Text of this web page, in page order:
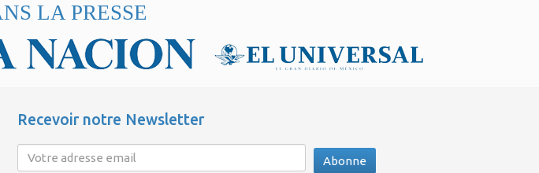
LA PRESSE
Recevoir notre Newsletter
Abonne